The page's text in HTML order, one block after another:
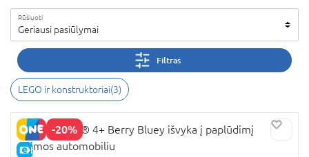
Rūšiuoti
Geriausi pasiūlymai
Filtras
LEGO ir konstruktoriai(3)
-20%
E-KAINA
11202 LEGO® 4+ Berry Bluey išvyka į paplūdimį
šeimos automobiliu